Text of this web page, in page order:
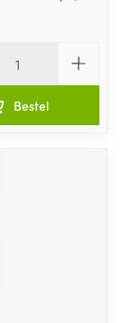
Bestel